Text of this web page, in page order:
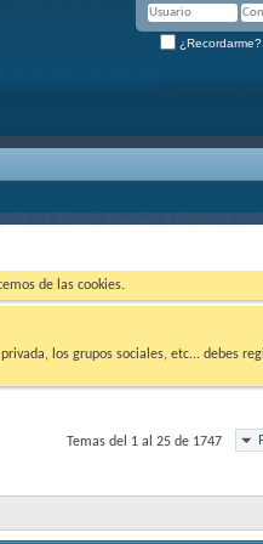
¿Recordarme?
de las cookies.
los grupos sociales, etc... debes
Temas del 1 al 25 de 1747